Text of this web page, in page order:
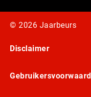
© 2026 Jaarbeurs
Disclaimer